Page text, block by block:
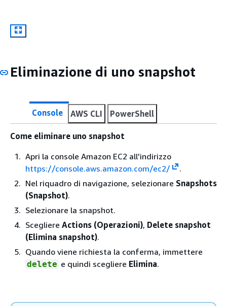
Eliminazione di uno snapshot
Console AWS CLI PowerShell
Come eliminare uno snapshot
Apri la console Amazon EC2 all'indirizzo
https://console.aws.amazon.com/ec2/
.
Nel riquadro di navigazione, selezionare Snapshots
(Snapshot).
Selezionare la snapshot.
Scegliere Actions (Operazioni), Delete snapshot
(Elimina snapshot).
Quando viene richiesta la conferma, immettere
delete e quindi scegliere Elimina.